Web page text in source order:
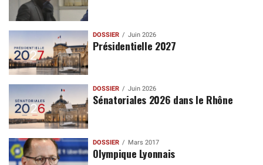
DOSSIER Juin 2026
Présidentielle 2027
DOSSIER Juin 2026
Sénatoriales 2026 dans le Rhône
DOSSIER Mars 2017
Olympique Lyonnais